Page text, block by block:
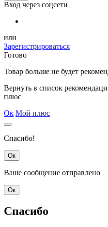
Вход через соцсети
или
Зарегистрироваться
Готово
Товар больше не будет
Вернуть в список
плюс
Ок Мой плюс
Спасибо!
Ок
Ваше сообщение отправлено
Ок
Спасибо